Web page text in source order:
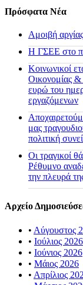
Πρόσφατα Νέα
Αμοιβή
H ΓΣΕΕ στο
Κοινωνικοί
Οικονομίας
ευρώ του
εργαζόμενων
μας
πολιτική
Οι τραγικοί
Ρέθυμνο
την πλευρά
Αρχείο
• Αύγουστος
• Ιούλιος 2026
• Ιούνιος 2026
• Μάιος 2026
• Απρίλιος